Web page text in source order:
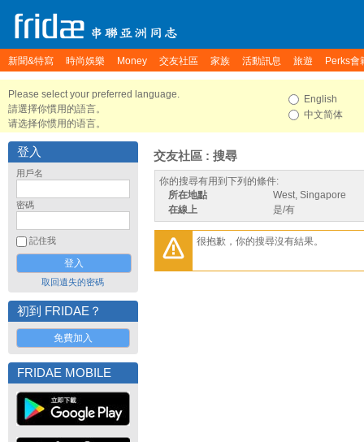
新聞&特寫 時尚娛樂 Money 交友社區 家族 活動訊息 旅遊 Perks會
Please select your preferred language.
請選擇你慣用的語言。
请选择你惯用的语言。
English
中文简体
登入
用戶名
密碼
記住我
取回遺失的密碼
初到 FRIDAE？
免費加入
FRIDAE MOBILE
交友社區 : 搜尋
你的搜尋有用到下列的條件:
所在地點
West, Singapore
在線上
是/有
很抱歉，你的搜尋沒有結果。